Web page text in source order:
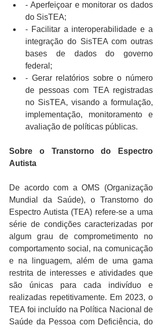
- Aperfeiçoar e monitorar os dados
do SisTEA;
- Facilitar a interoperabilidade e a
integração do SisTEA com outras
bases de dados do governo
federal;
- Gerar relatórios sobre o número
de pessoas com TEA registradas
no SisTEA, visando a formulação,
implementação, monitoramento e
avaliação de políticas públicas.
Sobre o Transtorno do Espectro
Autista
De acordo com a OMS (Organização
Mundial da Saúde), o Transtorno do
Espectro Autista (TEA) refere-se a uma
série de condições caracterizadas por
algum grau de comprometimento no
comportamento social, na comunicação
e na linguagem, além de uma gama
restrita de interesses e atividades que
são únicas para cada indivíduo e
realizadas repetitivamente. Em 2023, o
TEA foi incluído na Política Nacional de
Saúde da Pessoa com Deficiência, do